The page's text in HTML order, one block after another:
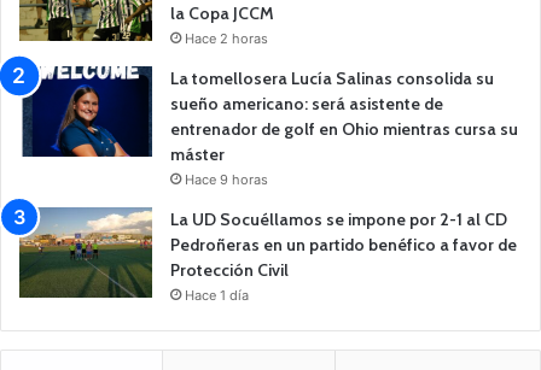
la Copa JCCM
Hace 2 horas
La tomellosera Lucía Salinas consolida su
sueño americano: será asistente de
entrenador de golf en Ohio mientras cursa su
máster
Hace 9 horas
La UD Socuéllamos se impone por 2-1 al CD
Pedroñeras en un partido benéfico a favor de
Protección Civil
Hace 1 día